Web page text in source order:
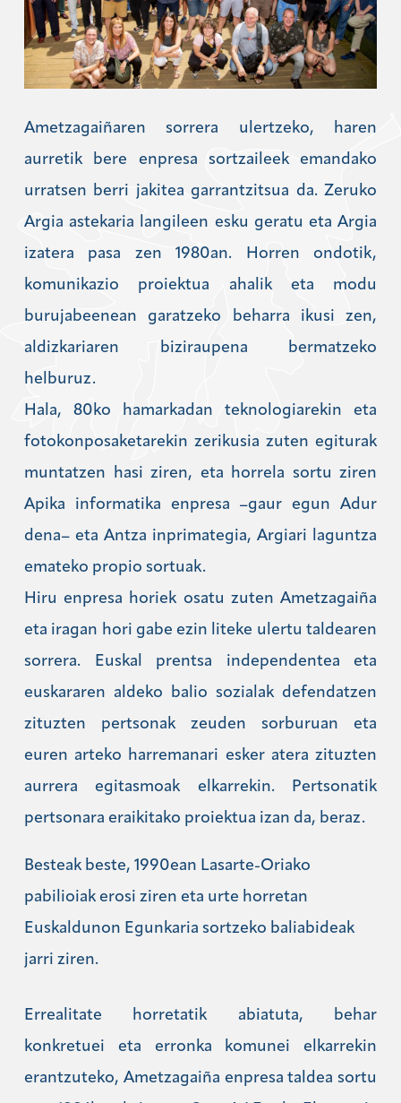
Ametzagaiñaren sorrera ulertzeko, haren
aurretik bere enpresa sortzaileek emandako
urratsen berri jakitea garrantzitsua da. Zeruko
Argia astekaria langileen esku geratu eta Argia
izatera pasa zen 1980an. Horren ondotik,
komunikazio proiektua ahalik eta modu
burujabeenean garatzeko beharra ikusi zen,
aldizkariaren biziraupena bermatzeko
helburuz.
Hala, 80ko hamarkadan teknologiarekin eta
fotokonposaketarekin zerikusia zuten egiturak
muntatzen hasi ziren, eta horrela sortu ziren
Apika informatika enpresa –gaur egun Adur
dena– eta Antza inprimategia, Argiari laguntza
emateko propio sortuak.
Hiru enpresa horiek osatu zuten Ametzagaiña
eta iragan hori gabe ezin liteke ulertu taldearen
sorrera. Euskal prentsa independentea eta
euskararen aldeko balio sozialak defendatzen
zituzten pertsonak zeuden sorburuan eta
euren arteko harremanari esker atera zituzten
aurrera egitasmoak elkarrekin. Pertsonatik
pertsonara eraikitako proiektua izan da, beraz.
Besteak beste, 1990ean Lasarte-Oriako
pabilioiak erosi ziren eta urte horretan
Euskaldunon Egunkaria sortzeko baliabideak
jarri ziren.
Errealitate horretatik abiatuta, behar
konkretuei eta erronka komunei elkarrekin
erantzuteko, Ametzagaiña enpresa taldea sortu